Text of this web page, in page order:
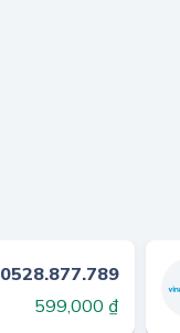
0528.877.789
599,000 ₫